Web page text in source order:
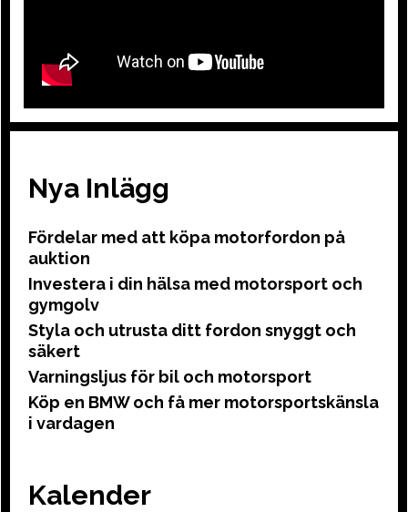
Nya Inlägg
Fördelar med att köpa motorfordon på
auktion
Investera i din hälsa med motorsport och
gymgolv
Styla och utrusta ditt fordon snyggt och
säkert
Varningsljus för bil och motorsport
Köp en BMW och få mer motorsportskänsla
i vardagen
Kalender